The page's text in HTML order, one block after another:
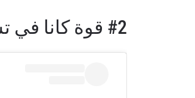
#2 قوة كانا في تسديد الضربات القاضية